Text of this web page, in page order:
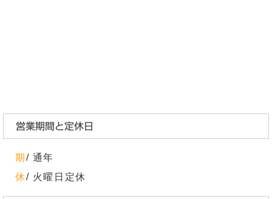
営業期間と定休日
期 / 通年
休/ 火曜日定休